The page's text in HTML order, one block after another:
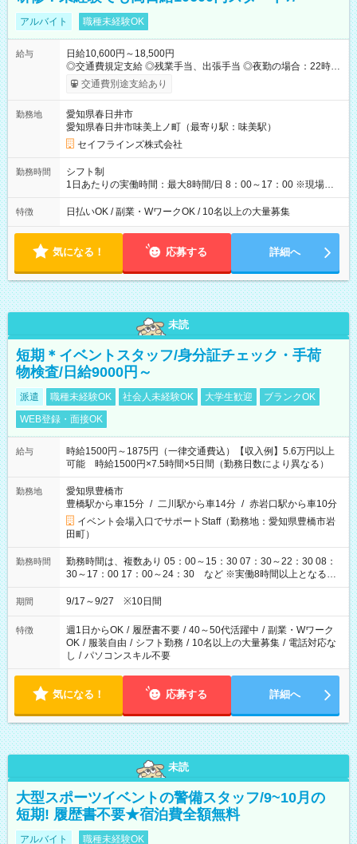
アルバイト 職種未経験OK
給与
日給10,600円～18,500円
◎交通費規定支給 ◎残業手当、出張手当 ◎夜勤の場合：22時～
翌5時は割増給与 ◎日払い・週払い可(希望者／条件有) ＜月収例
＞ 入社3か月：月収28万 入社1年：月収39万 ◎自分のぺースで
クも可能です☺ ◎髪色、ピアス、タトゥーOK おしゃれも自由に
楽しめます！ 【試用期間】試用期間あり 試用期間の長さ：3ヶ
月 雇用形態、給与は本採用時と同じです。
交通費別途支給あり
勤務地
愛知県春日井市
愛知県春日井市味美上ノ町（最寄り駅：味美駅）
セイフラインズ株式会社
勤務時間
シフト制
1日あたりの実働時間：最大8時間/日 8：00～17：00 ※現場によ
っては多少時間は前後します ▶残業ほとんどなし！ ▶時間より
早く終わることの方が多いと思います。現場によっては午前中
望の方は夜勤（21:00～6:00）のお仕事も可能。
特徴 日払いOK / 副業・WワークOK / 10名以上の大量募集
気になる！ 応募する 詳細へ
未読
短期＊イベントスタッフ/身分証チェック・手荷
物検査/日給9000円～
派遣 職種未経験OK 社会人未経験OK 大学生歓迎
ブランクOK
WEB登録・面接OK
給与
時給1500円～1875円（一律交通費込）【収入例】5.6万円以上
可能 時給1500円×7.5時間×5日間（勤務日数により異なる）
勤務地
愛知県豊橋市
豊橋駅から車15分 / 二川駅から車14分 / 赤岩口駅から車10分
イベント会場入口でサポートStaff（勤務地：愛知県豊橋市岩
田町）
勤務時間
勤務時間は、複数あり 05：00～15：30 07：30～22：30 08：
30～17：00 17：00～24：30 など ※実働8時間以上となる勤
務もあります。 【休憩】60分+他休憩あり 交替で取得します。
安全面に配慮しこまめな休憩があります。
期間 9/17～9/27 ※10日間
特徴 週1日からOK / 履歴書不要 / 40～50代活躍中 / 副業・Wワーク
OK / 服装自由 / シフト勤務 / 10名以上の大量募集 / 電話対応な
し / パソコンスキル不要
気になる！ 応募する 詳細へ
未読
大型スポーツイベントの警備スタッフ/9~10月の
短期! 履歴書不要★宿泊費全額無料
アルバイト 職種未経験OK